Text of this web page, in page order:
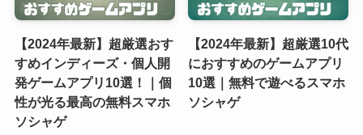
【2024年最新】超厳選おす
すめインディーズ・個人開
発ゲームアプリ10選！｜個
性が光る最高の無料スマホ
ソシャゲ
【2024年最新】超厳選10代
におすすめのゲームアプリ
10選｜無料で遊べるスマホ
ソシャゲ